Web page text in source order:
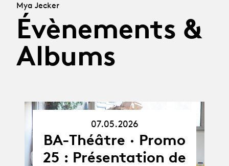
Mya Jecker
Évènements &
Albums
07.05.26
07.05.2026
BA-Théâtre · Promo
25 : Présentation de